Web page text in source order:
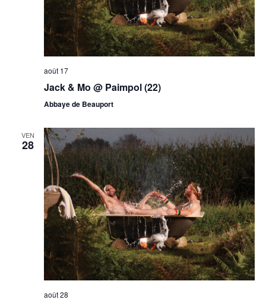
août 17
Jack & Mo @ Paimpol (22)
Abbaye de Beauport
VEN
28
août 28